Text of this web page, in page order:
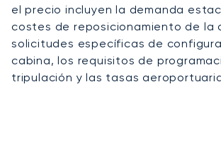
el precio incluyen la demanda
costes de reposicionamiento de la
solicitudes específicas de
cabina, los requisitos de
tripulación y las tasas